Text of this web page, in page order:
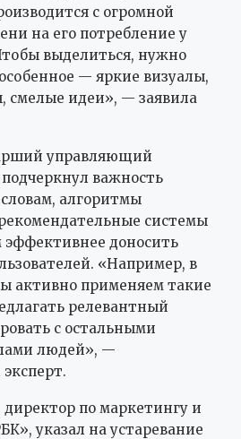
с огромной
на его потребление у
выделиться, нужно
— яркие визуалы,
смелые идеи», — заявила
управляющий
важность
алгоритмы
системы
эффективнее доносить
«Например, в
активно применяем такие
релевантный
с остальными
людей», —
по маркетингу и
указал на устаревание